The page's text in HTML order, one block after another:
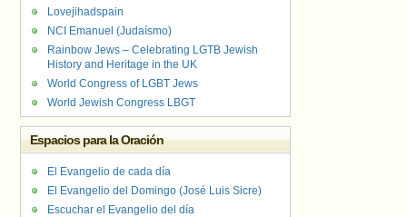
Lovejihadspain
NCI Emanuel (Judaísmo)
Rainbow Jews – Celebrating LGTB Jewish
History and Heritage in the UK
World Congress of LGBT Jews
World Jewish Congress LBGT
Espacios para la Oración
El Evangelio de cada día
El Evangelio del Domingo (José Luis Sicre)
Escuchar el Evangelio del día